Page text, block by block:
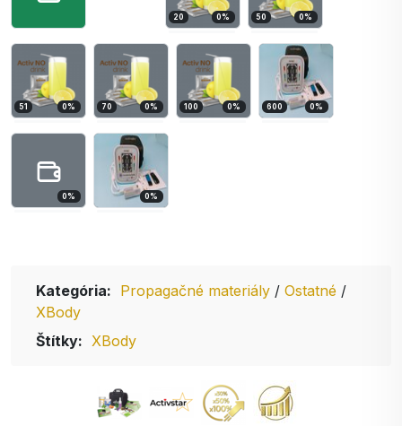
20 0% 50 0%
51 0% 70 0% 100 0% 600 0%
0% 0%
Kategória: Propagačné materiály / Ostatné /
XBody
Štítky: XBody